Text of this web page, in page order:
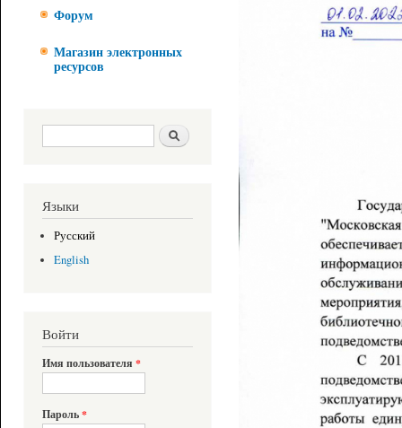
Форум
Магазин электронных
ресурсов
Форма поиска Поиск
Языки
Русский
English
Войти
Имя пользователя *
Пароль*